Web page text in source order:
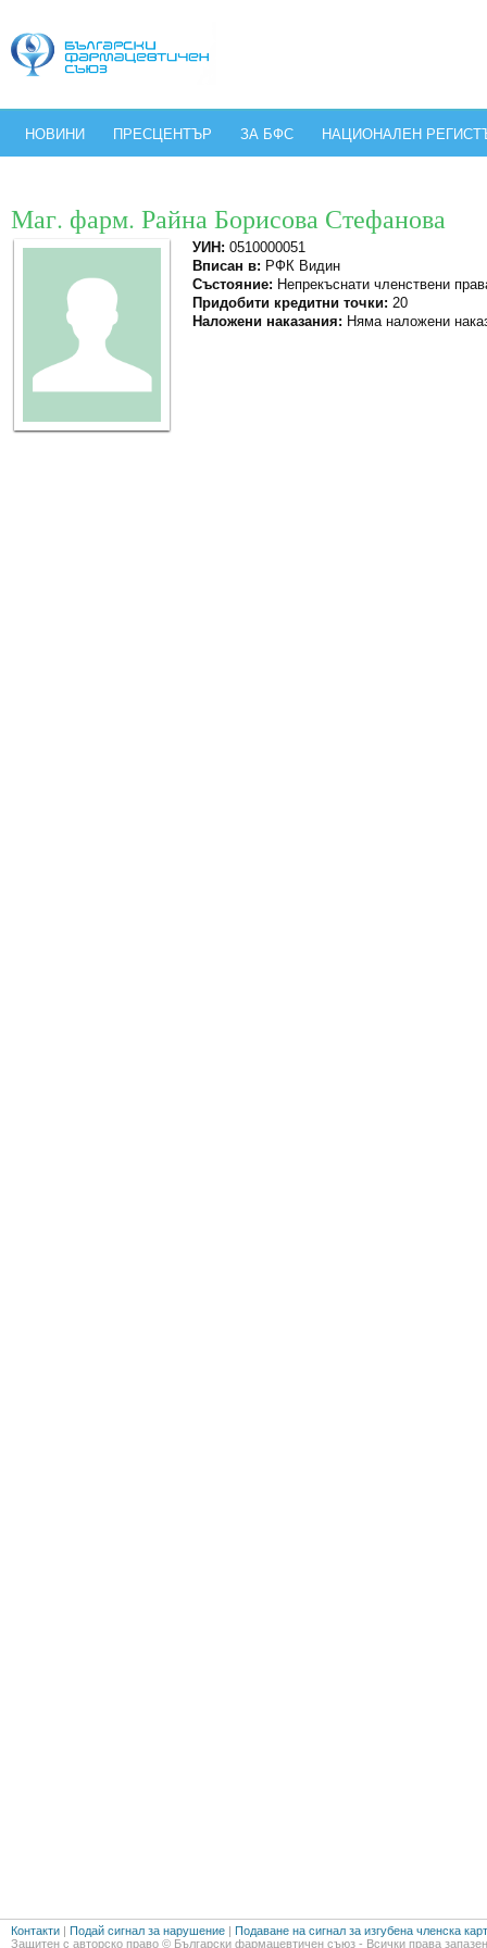
НОВИНИ ПРЕСЦЕНТЪР ЗА БФС НАЦИОНАЛЕН
Маг. фарм. Райна Борисова Стефанова
УИН: 0510000051
Вписан в: РФК Видин
Състояние: Непрекъснати членствени
Придобити кредитни точки: 20
Наложени наказания: Няма наложени
Контакти | Подай сигнал за нарушение | Подаване на сигнал за изгубена членска
Защитен с авторско право © Български фармацевтичен съюз - Всички права